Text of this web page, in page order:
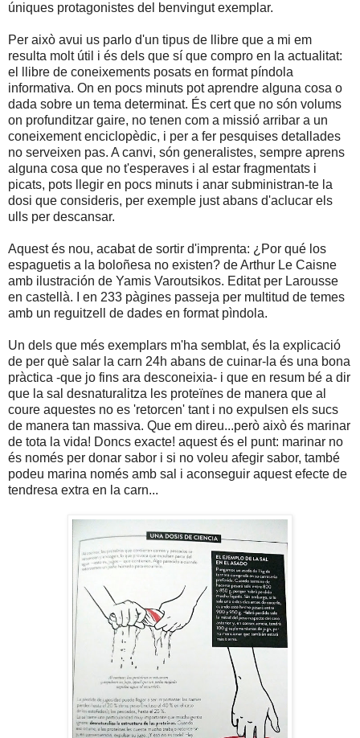
úniques protagonistes del benvingut exemplar.
Per això avui us parlo d'un tipus de llibre que a mi em
resulta molt útil i és dels que sí que compro en la actualitat:
el llibre de coneixements posats en format píndola
informativa. On en pocs minuts pot aprendre alguna cosa o
dada sobre un tema determinat. És cert que no són volums
on profunditzar gaire, no tenen com a missió arribar a un
coneixement enciclopèdic, i per a fer pesquises detallades
no serveixen pas. A canvi, són generalistes, sempre aprens
alguna cosa que no t'esperaves i al estar fragmentats i
picats, pots llegir en pocs minuts i anar subministran-te la
dosi que consideris, per exemple just abans d'aclucar els
ulls per descansar.
Aquest és nou, acabat de sortir d'imprenta: ¿Por qué los
espaguetis a la boloñesa no existen? de Arthur Le Caisne
amb ilustración de Yamis Varoutsikos. Editat per Larousse
en castellà. I en 233 pàgines passeja per multitud de temes
amb un reguitzell de dades en format pìndola.
Un dels que més exemplars m'ha semblat, és la explicació
de per què salar la carn 24h abans de cuinar-la és una bona
pràctica -que jo fins ara desconeixia- i que en resum bé a dir
que la sal desnaturalitza les proteïnes de manera que al
coure aquestes no es 'retorcen' tant i no expulsen els sucs
de manera tan massiva. Que em direu...però això és marinar
de tota la vida! Doncs exacte! aquest és el punt: marinar no
és només per donar sabor i si no voleu afegir sabor, també
podeu marina només amb sal i aconseguir aquest efecte de
tendresa extra en la carn...